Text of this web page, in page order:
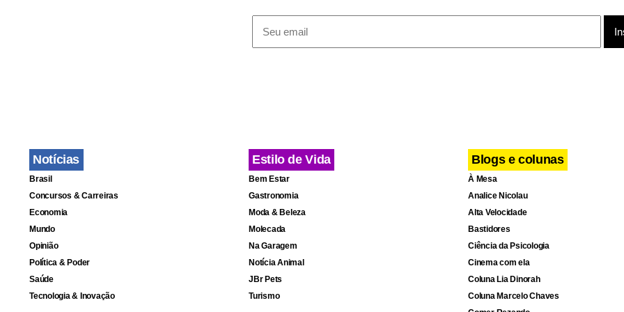
“O importante não é vender todas as entradas, mas que todos os lugares
ocupados durante as partidas”, acrescentou Valcke.
Notícias
Brasil
Concursos & Carreiras
Economia
Mundo
Opinião
Política & Poder
Saúde
Tecnologia & Inovação
Estilo de Vida
Bem Estar
Gastronomia
Moda & Beleza
Molecada
Na Garagem
Notícia Animal
JBr Pets
Turismo
Blogs e colunas
À Mesa
Analice Nicolau
Alta Velocidade
Bastidores
Ciência da Psicologia
Cinema com ela
Coluna Lia Dinorah
Coluna Marcelo Chaves